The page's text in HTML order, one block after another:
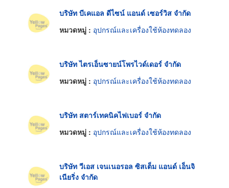
บริษัท บีเคแอล ดีไซน์ แอนด์ เซอร์วิส จำกัด
หมวดหมู่ : อุปกรณ์และเครื่องใช้ห้องทดลอง
บริษัท ไตรเอ็นซายน์โพรไวด์เดอร์ จำกัด
หมวดหมู่ : อุปกรณ์และเครื่องใช้ห้องทดลอง
บริษัท สตาร์เทคนิคไฟเบอร์ จำกัด
หมวดหมู่ : อุปกรณ์และเครื่องใช้ห้องทดลอง
บริษัท วีเอส เจนเนอรอล ซิสเต็ม แอนด์ เอ็นจิ
เนียริ่ง จำกัด